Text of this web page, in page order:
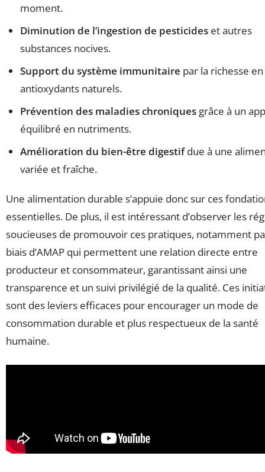
moment.
Diminution de l’ingestion de pesticides et autres
substances nocives.
Support du système immunitaire par la richesse en
antioxydants naturels.
Prévention des maladies chroniques grâce à un
équilibré en nutriments.
Amélioration du bien-être digestifdue à une
variée et fraîche.
Une alimentation durable s’appuie donc sur ces
essentielles. De plus, il est intéressant d’observer les
soucieuses de promouvoir ces pratiques, notamment
biais d’AMAP qui permettent une relation directe entre
producteur et consommateur, garantissant ainsi une
transparence et un suivi privilégié de la qualité. Ces
sont des leviers efficaces pour encourager un mode de
consommation durable et plus respectueux de la santé
humaine.